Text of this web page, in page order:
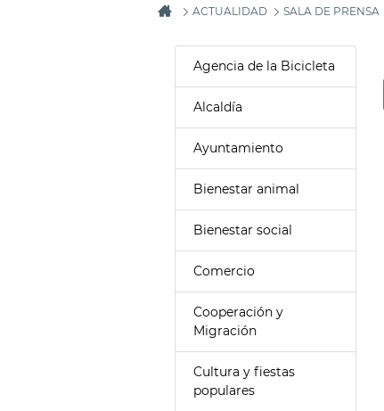
ACTUALIDAD SALA DE PRENSA
Agencia de la Bicicleta
Alcaldía
Ayuntamiento
Bienestar animal
Bienestar social
Comercio
Cooperación y
Migración
Cultura y fiestas
populares